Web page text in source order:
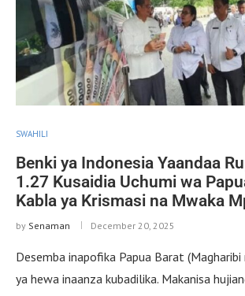
SWAHILI
Benki ya Indonesia Yaandaa
1.27 Kusaidia Uchumi wa
Kabla ya Krismasi na Mwaka
by Senaman December 20, 2025
Desemba inapofika Papua Barat (Magharibi
ya hewa inaanza kubadilika. Makanisa